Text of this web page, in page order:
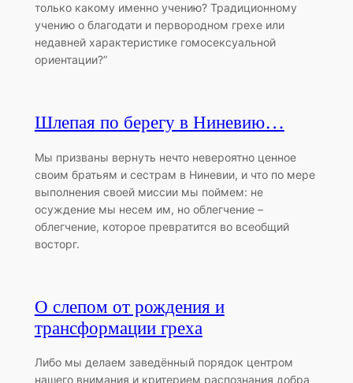
только какому именно учению? Традиционному
учению о благодати и первородном грехе или
недавней характеристике гомосексуальной
ориентации?”
Шлепая по берегу в Ниневию…
Mы призваны вернуть нечто невероятно ценное
своим братьям и сестрам в Ниневии, и что по мере
выполнения своей миссии мы поймем: не
осуждение мы несем им, но облегчение –
облегчение, которое превратится во всеобщий
восторг.
О слепом от рождения и
трансформации греха
Либо мы делаем заведённый порядок центром
нашего внимания и критерием распознания добра